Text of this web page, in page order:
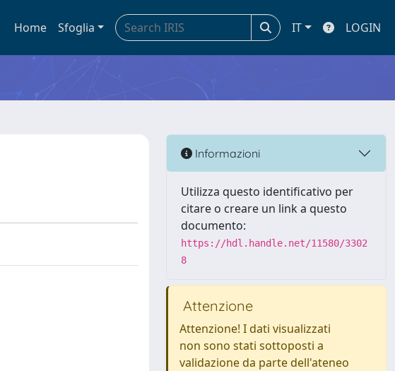
Home Sfoglia IT LOGIN
Informazioni
Utilizza questo identificativo per
citare o creare un link a questo
documento:
https://hdl.handle.net/11580/3302
8
Attenzione
Attenzione! I dati visualizzati
non sono stati sottoposti a
validazione da parte dell'ateneo